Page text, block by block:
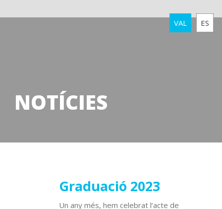
VAL ES
NOTÍCIES
Graduació 2023
Un any més, hem celebrat l’acte de